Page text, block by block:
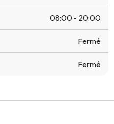
08:00 - 20:00
Fermé
Fermé